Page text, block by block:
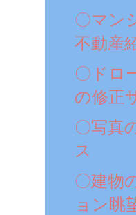
〇マン
不動産
〇ドロ
の修正
〇写真
ス
〇建物
ョン眺